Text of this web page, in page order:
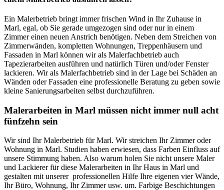
Ein Malerbetrieb bringt immer frischen Wind in Ihr Zuhause in
Marl, egal, ob Sie gerade umgezogen sind oder nur in einem
Zimmer einen neuen Anstrich benötigen. Neben dem Streichen von
Zimmerwänden, kompletten Wohnungen, Treppenhäusern und
Fassaden in Marl können wir als Malerfachbetrieb auch
Tapezierarbeiten ausführen und natürlich Türen und/oder Fenster
lackieren. Wir als Malerfachbetrieb sind in der Lage bei Schäden an
Wänden oder Fassaden eine professionelle Beratung zu geben sowie
kleine Sanierungsarbeiten selbst durchzuführen.
Malerarbeiten in Marl müssen nicht immer null acht
fünfzehn sein
Wir sind Ihr Malerbetrieb für Marl. Wir streichen Ihr Zimmer oder
Wohnung in Marl. Studien haben erwiesen, dass Farben Einfluss auf
unsere Stimmung haben. Also warum holen Sie nicht unsere Maler
und Lackierer für diese Malerarbeiten in Ihr Haus in Marl und
gestalten mit unserer professionellen Hilfe Ihre eigenen vier Wände,
Ihr Büro, Wohnung, Ihr Zimmer usw. um. Farbige Beschichtungen